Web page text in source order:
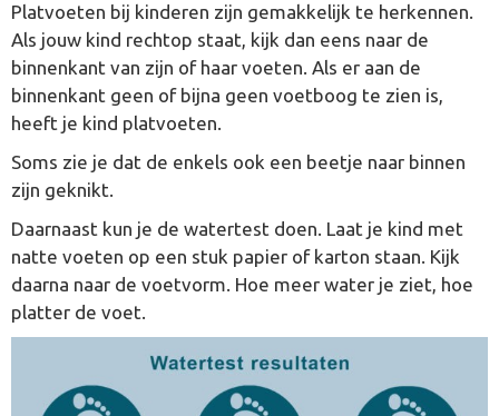
Platvoeten bij kinderen zijn gemakkelijk te herkennen.
Als jouw kind rechtop staat, kijk dan eens naar de
binnenkant van zijn of haar voeten. Als er aan de
binnenkant geen of bijna geen voetboog te zien is,
heeft je kind platvoeten.
Soms zie je dat de enkels ook een beetje naar binnen
zijn geknikt.
Daarnaast kun je de watertest doen. Laat je kind met
natte voeten op een stuk papier of karton staan. Kijk
daarna naar de voetvorm. Hoe meer water je ziet, hoe
platter de voet.